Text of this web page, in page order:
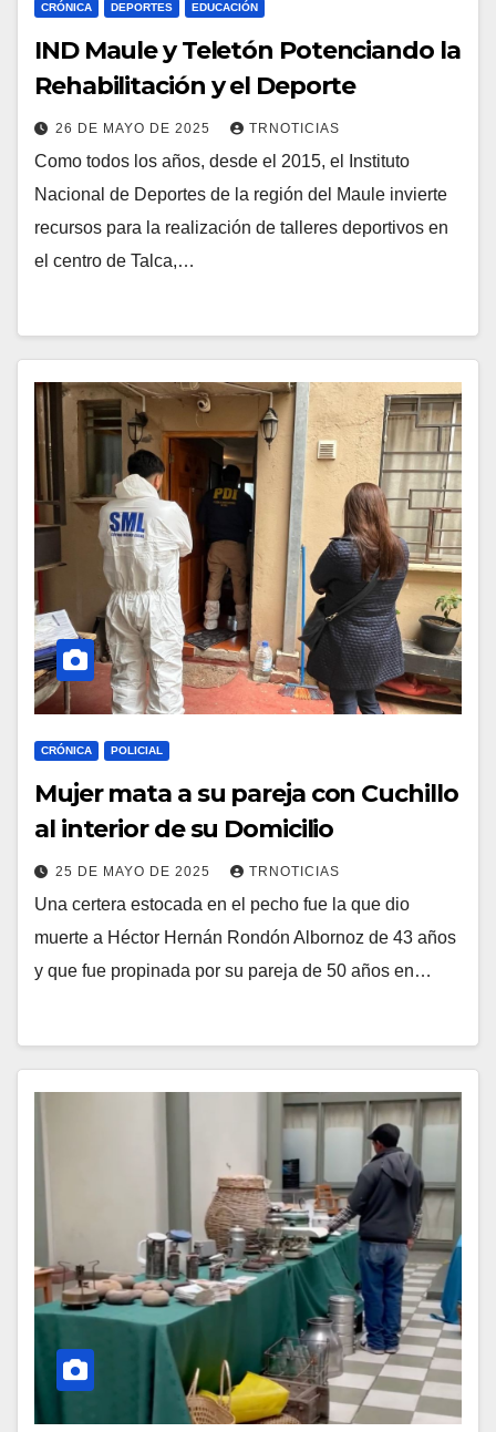
CRÓNICA DEPORTES EDUCACIÓN
IND Maule y Teletón Potenciando la
Rehabilitación y el Deporte
26 DE MAYO DE 2025 TRNOTICIAS
Como todos los años, desde el 2015, el Instituto
Nacional de Deportes de la región del Maule invierte
recursos para la realización de talleres deportivos en
el centro de Talca,…
CRÓNICA POLICIAL
Mujer mata a su pareja con Cuchillo
al interior de su Domicilio
25 DE MAYO DE 2025 TRNOTICIAS
Una certera estocada en el pecho fue la que dio
muerte a Héctor Hernán Rondón Albornoz de 43 años
y que fue propinada por su pareja de 50 años en…